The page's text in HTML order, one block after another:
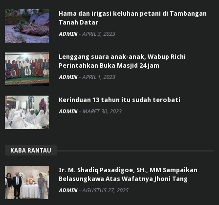
Hama dan irigasi keluhan petani di Tambangan
Tanah Datar
ADMIN - APRIL 3, 2023
Lenggang suara anak-anak, Wabup Richi
Perintahkan Buka Masjid 24 jam
ADMIN - APRIL 1, 2023
Kerinduan 13 tahun itu sudah terobati
ADMIN - MARET 30, 2023
KABA RANTAU
Ir. M. Shadiq Pasadigoe, SH., MM Sampaikan
Belasungkawa Atas Wafatnya Jhoni Tang
ADMIN - AGUSTUS 27, 2025